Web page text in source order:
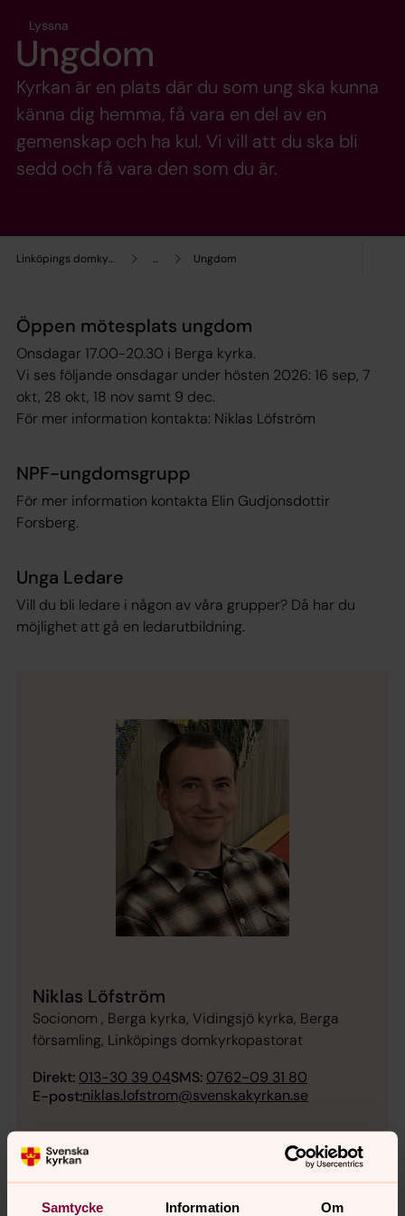
Samtycke Information Om
Linköpings domkyrkopastorat ... Ungdom
Lyssna
Ungdom
Kyrkan är en plats där du som ung ska kunna
känna dig hemma, få vara en del av en
gemenskap och ha kul. Vi vill att du ska bli
sedd och få vara den som du är.
Öppen mötesplats ungdom
Onsdagar 17.00-20.30 i Berga kyrka.
Vi ses följande onsdagar under hösten 2026: 16 sep, 7
okt, 28 okt, 18 nov samt 9 dec.
För mer information kontakta: Niklas Löfström
NPF-ungdomsgrupp
För mer information kontakta Elin Gudjonsdottir
Forsberg.
Unga Ledare
Vill du bli ledare i någon av våra grupper? Då har du
möjlighet att gå en ledarutbildning.
Niklas Löfström
Socionom , Berga kyrka, Vidingsjö kyrka, Berga
församling, Linköpings domkyrkopastorat
Direkt: 013-30 39 04SMS: 0762-09 31 80
E-post:niklas.lofstrom@svenskakyrkan.se